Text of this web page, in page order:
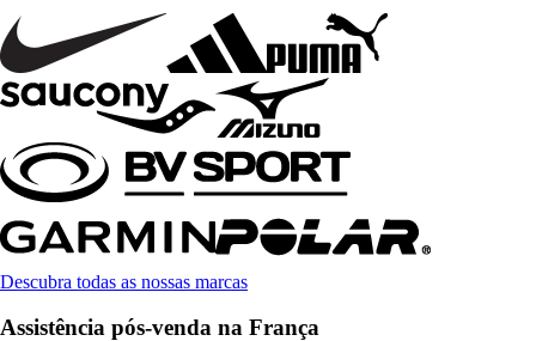
Descubra todas as nossas marcas
Assistência pós-venda na França